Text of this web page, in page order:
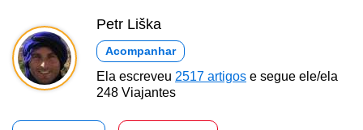
Petr Liška
Acompanhar
Ela escreveu 2517 artigos e segue ele/ela
248 Viajantes